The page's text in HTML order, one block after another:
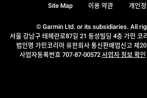
© Garmin Ltd. or its subsidiaries. All
서울 강남구 테헤란로87길 21 동성빌딩 4층 가민 코
법인명 가민코리아 유한회사 통신판매업신고 제
사업자등록번호 707-87-00572 사업자 정보 확인
Site Map 이용 약관 개인